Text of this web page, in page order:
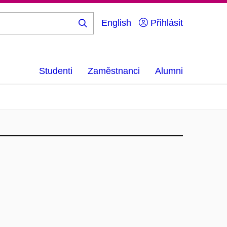
English Přihlásit
Studenti Zaměstnanci Alumni